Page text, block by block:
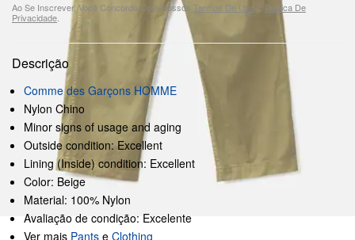
Ao Se Inscrever, Você Concorda Com Nossos Termos De Uso E Política De
Privacidade
Descrição
Comme des Garçons HOMME
Nylon Chino
Minor signs of usage and aging
Outside condition: Excellent
Lining (Inside) condition: Excellent
Color: Beige
Material: 100% Nylon
Avaliação de condição: Excelente
Ver mais Pants e Clothing